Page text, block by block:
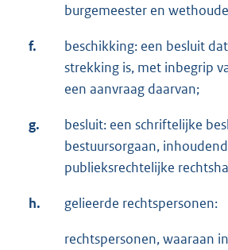
burgemeester en
f.
beschikking: een besluit
strekking is, met inbegrip
een aanvraag daarvan;
g.
besluit: een schriftelijke
bestuursorgaan,
publieksrechtelijke
h. gelieerde rechtspersonen:
rechtspersonen, waaraan